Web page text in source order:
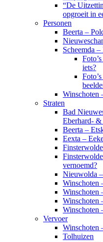
“De
opgroeit in
Personen
Beerta –
Scheemda
iets?
Winschoten
Straten
Bad
Eberhard- &
Beerta –
Eexta –
vernoemd?
Nieuwolda
Winschoten
Winschoten
Winschoten
Winschoten
Vervoer
Winschoten
Tolhuizen